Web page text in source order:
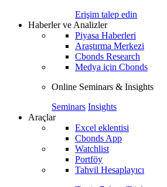
Erişim talep edin
Haberler ve Analizler
Piyasa Haberleri
Araştırma Merkezi
Cbonds Research
Medya için Cbonds
Online Seminars & Insights
Seminars Insights
Araçlar
Excel eklentisi
Cbonds App
Watchlist
Portföy
Tahvil Hesaplayıcı